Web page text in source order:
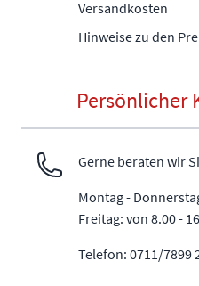
Versandkosten
Hinweise zu den
Persönlicher
Gerne beraten wir
Montag -
Freitag: von 8.00 -
Telefon: 0711/7899